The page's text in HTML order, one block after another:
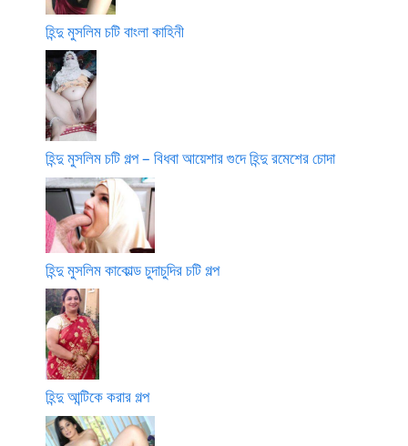
হিন্দু মুসলিম চটি বাংলা কাহিনী
হিন্দু মুসলিম চটি গল্প – বিধবা আয়েশার গুদে হিন্দু রমেশের চোদা
হিন্দু মুসলিম কাকোল্ড চুদাচুদির চটি গল্প
হিন্দু আন্টিকে করার গল্প